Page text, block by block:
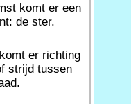
komt er een
de ster.
er richting
strijd tussen